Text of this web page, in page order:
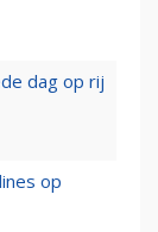
dag op rij
op